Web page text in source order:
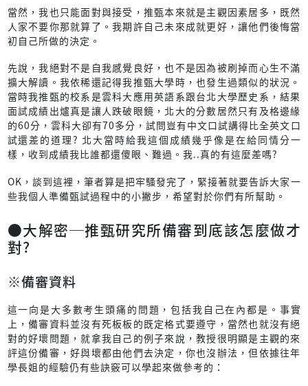
當然，我也只能面對與接受，推甄本來就是主觀因素居多，既然
人家不要你那就算了。我期許自己未來成就更好，讓他們後悔當
初自己所做的決定。
先說，我絕對不是自我感覺良好，也不是因為被刷掉而心生不滿
擴大解讀。我依稀還記得我推甄大學時，也發生過類似的狀況。
當時我推甄的校系是雲科大應用英語系跟台北大學歷史系，結果
面試成績出爐真是讓人跌破眼鏡，北大的分數居然只有及格邊緣
的60分，雲科大卻有70多分，試問豈有中文口試講得比全英文口
試還差的道理? 北大當時給我這個成績幾乎像是在給同情分一
樣，收到成績我比誰都還傻眼、難過。我..真的有這麼差嗎?
OK，談到這裡，筆者算是把牢騷發完了，緊接著就要告訴大家一
些我個人準備甄試過程中的小撇步，希望對於你們有所幫助。
●大解密─推甄研究所備審到底該怎麼做才
對?
※備審資料
這一向是大多數考生頭痛的問題，包括我自己在內都是。事實
上，備審資料並沒有死板板的既定格式要遵守，當然也就沒有絕
對的好壞問題，就拿我自己的例子來說，教授很明顯是主觀的來
評這份備審，好與壞都由他們去決定，你也沒辦法，但依據往年
學長姐的經驗仍有些訣竅可以學起來做參考的：